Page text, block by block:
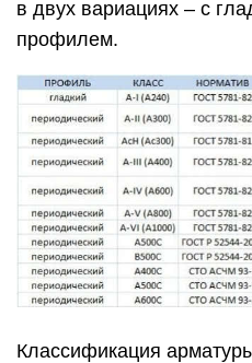
в двух вариациях – с
профилем.
Классификация